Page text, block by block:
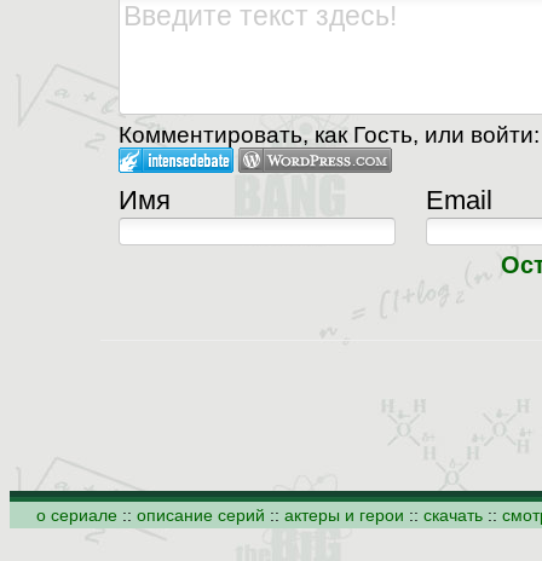
Комментировать, как Гость, или войти:
Имя Email
о сериале :: описание серий :: актеры и герои :: скачать ::